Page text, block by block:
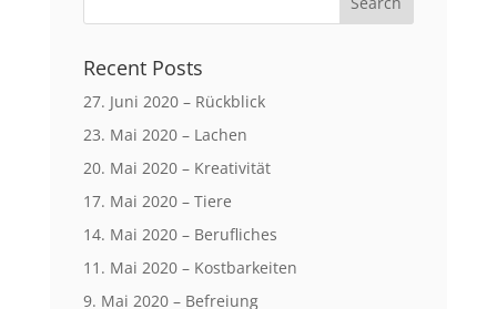
Recent Posts
27. Juni 2020 – Rückblick
23. Mai 2020 – Lachen
20. Mai 2020 – Kreativität
17. Mai 2020 – Tiere
14. Mai 2020 – Berufliches
11. Mai 2020 – Kostbarkeiten
9. Mai 2020 – Befreiung